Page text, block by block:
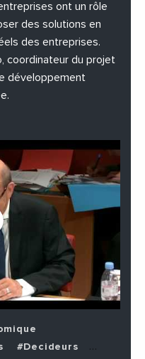
ont un rôle
des solutions en
des entreprises.
coordinateur du projet
développement
#Decideurs